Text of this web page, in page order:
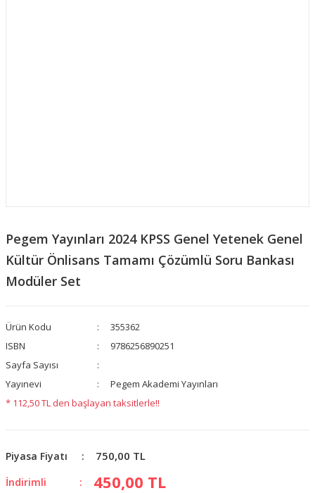
Pegem Yayınları 2024 KPSS Genel Yetenek Genel
Kültür Önlisans Tamamı Çözümlü Soru Bankası
Modüler Set
Ürün Kodu
355362
ISBN
9786256890251
Sayfa Sayısı
Yayınevi
Pegem Akademi Yayınları
* 112,50 TL den başlayan taksitlerle!!
Piyasa Fiyatı 750,00 TL
İndirimli 450,00 TL